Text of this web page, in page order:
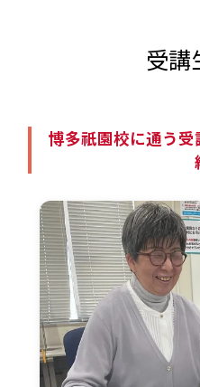
受講
博多祇園校に通う